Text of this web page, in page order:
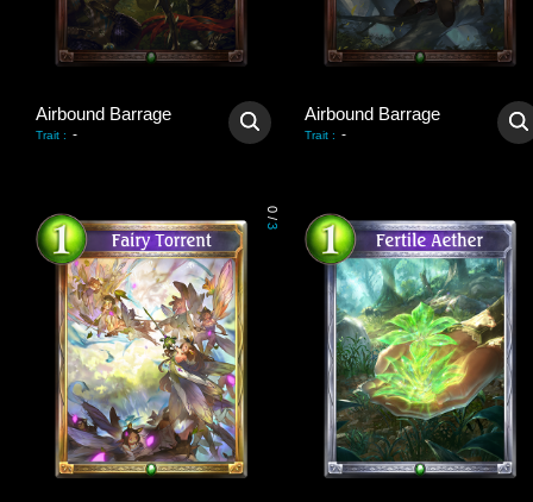
Airbound Barrage
Trait : -
Airbound Barrage
Trait : -
0
/
3